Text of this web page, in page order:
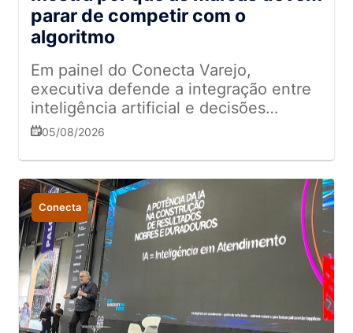
parar de competir com o
algoritmo
Em painel do Conecta Varejo,
executiva defende a integração entre
inteligência artificial e decisões
humanas para aumentar vendas,
impulsionar resultados
05/08/2026
Conecta